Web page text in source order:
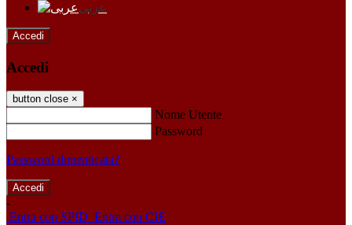
عربى
Accedi
Accedi
button close ×
Nome Utente
Password
Password dimenticata?
-
Entra con SPID Entra con CIE